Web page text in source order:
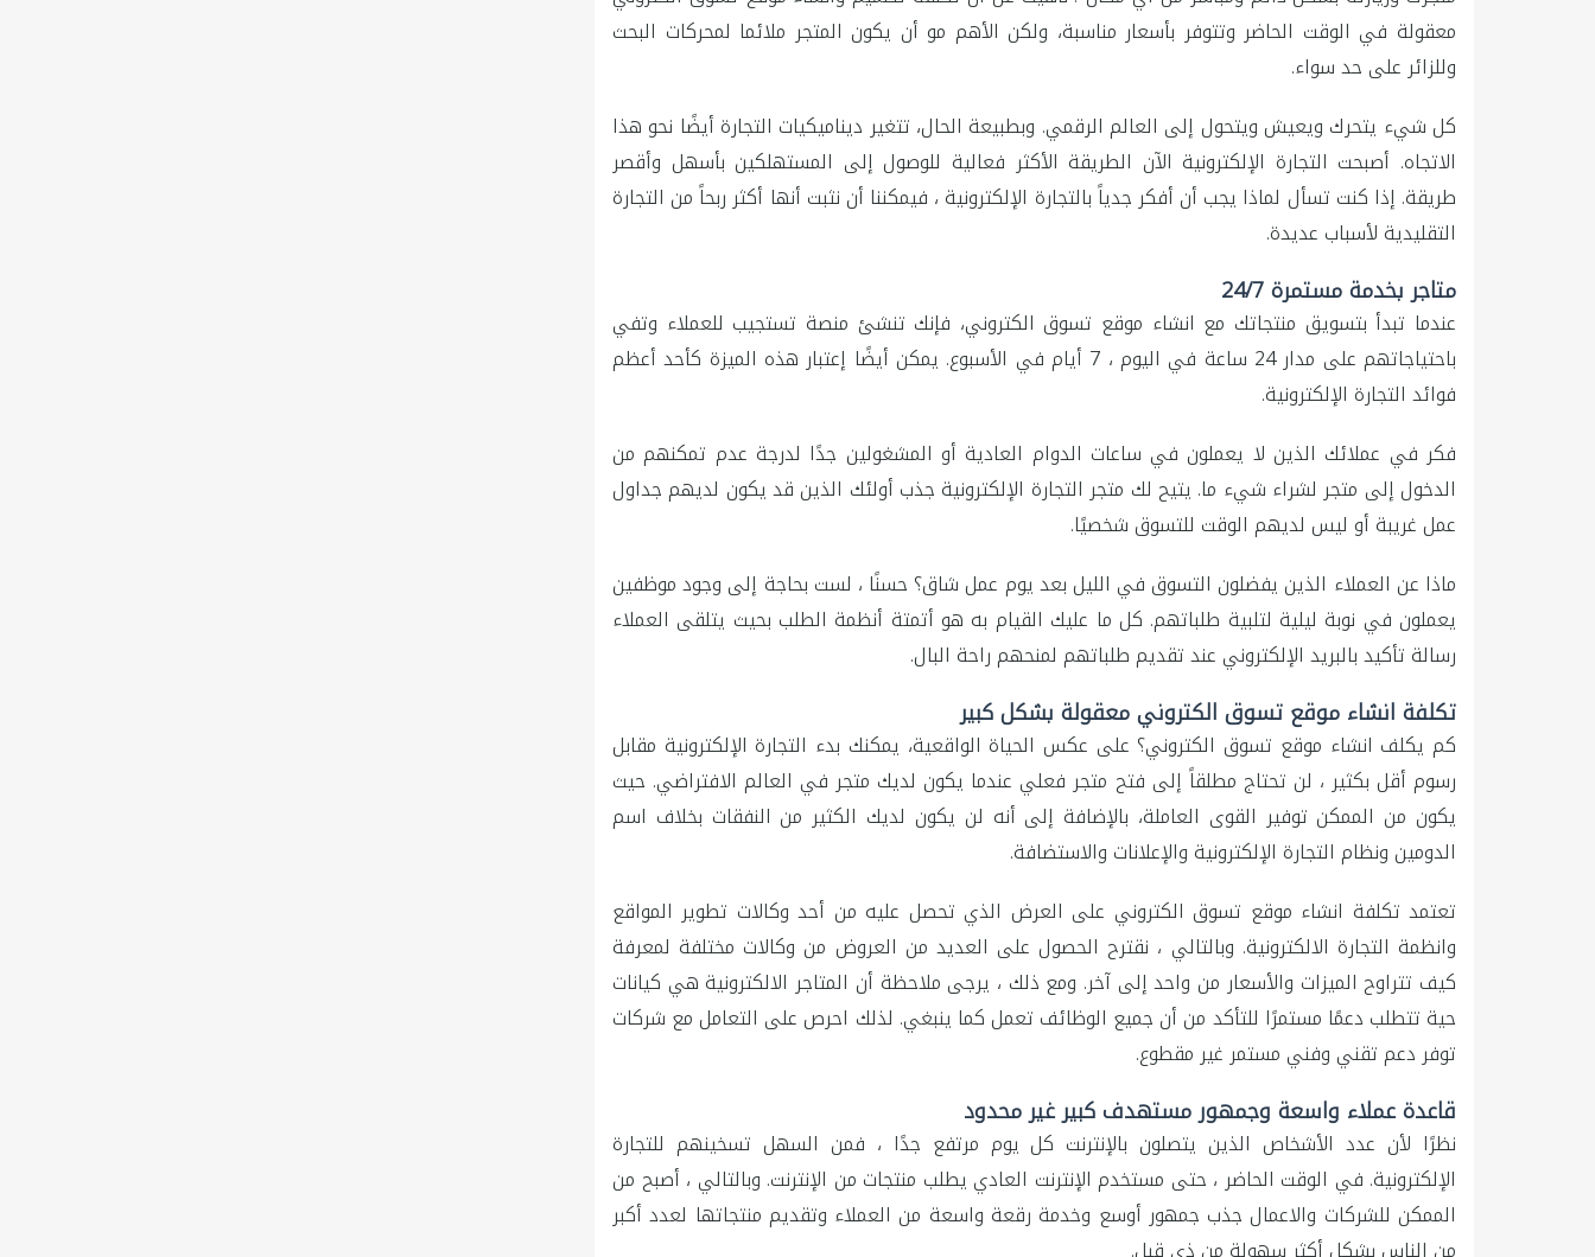
معقولة في الوقت الحاضر وتتوفر بأسعار مناسبة، ولكن الأهم مو أن يكون المتجر ملائما لمحركات البحث
وللزائر على حد سواء.
كل شيء يتحرك ويعيش ويتحول إلى العالم الرقمي. وبطبيعة الحال، تتغير ديناميكيات التجارة أيضًا نحو هذا
الاتجاه. أصبحت التجارة الإلكترونية الآن الطريقة الأكثر فعالية للوصول إلى المستهلكين بأسهل وأقصر
طريقة. إذا كنت تسأل لماذا يجب أن أفكر جدياً بالتجارة الإلكترونية ، فيمكننا أن نثبت أنها أكثر ربحاً من التجارة
التقليدية لأسباب عديدة.
متاجر بخدمة مستمرة 24/7
عندما تبدأ بتسويق منتجاتك مع انشاء موقع تسوق الكتروني، فإنك تنشئ منصة تستجيب للعملاء وتفي
باحتياجاتهم على مدار 24 ساعة في اليوم ، 7 أيام في الأسبوع. يمكن أيضًا إعتبار هذه الميزة كأحد أعظم
فوائد التجارة الإلكترونية.
فكر في عملائك الذين لا يعملون في ساعات الدوام العادية أو المشغولين جدًا لدرجة عدم تمكنهم من
الدخول إلى متجر لشراء شيء ما. يتيح لك متجر التجارة الإلكترونية جذب أولئك الذين قد يكون لديهم جداول
عمل غريبة أو ليس لديهم الوقت للتسوق شخصيًا.
ماذا عن العملاء الذين يفضلون التسوق في الليل بعد يوم عمل شاق؟ حسنًا ، لست بحاجة إلى وجود موظفين
يعملون في نوبة ليلية لتلبية طلباتهم. كل ما عليك القيام به هو أتمتة أنظمة الطلب بحيث يتلقى العملاء
رسالة تأكيد بالبريد الإلكتروني عند تقديم طلباتهم لمنحهم راحة البال.
تكلفة انشاء موقع تسوق الكتروني معقولة بشكل كبير
كم يكلف انشاء موقع تسوق الكتروني؟ على عكس الحياة الواقعية، يمكنك بدء التجارة الإلكترونية مقابل
رسوم أقل بكثير ، لن تحتاج مطلقاً إلى فتح متجر فعلي عندما يكون لديك متجر في العالم الافتراضي. حيث
يكون من الممكن توفير القوى العاملة، بالإضافة إلى أنه لن يكون لديك الكثير من النفقات بخلاف اسم
الدومين ونظام التجارة الإلكترونية والإعلانات والاستضافة.
تعتمد تكلفة انشاء موقع تسوق الكتروني على العرض الذي تحصل عليه من أحد وكالات تطوير المواقع
وانظمة التجارة الالكترونية. وبالتالي ، نقترح الحصول على العديد من العروض من وكالات مختلفة لمعرفة
كيف تتراوح الميزات والأسعار من واحد إلى آخر. ومع ذلك ، يرجى ملاحظة أن المتاجر الالكترونية هي كيانات
حية تتطلب دعمًا مستمرًا للتأكد من أن جميع الوظائف تعمل كما ينبغي. لذلك احرص على التعامل مع شركات
توفر دعم تقني وفني مستمر غير مقطوع.
قاعدة عملاء واسعة وجمهور مستهدف كبير غير محدود
نظرًا لأن عدد الأشخاص الذين يتصلون بالإنترنت كل يوم مرتفع جدًا ، فمن السهل تسخينهم للتجارة
الإلكترونية. في الوقت الحاضر ، حتى مستخدم الإنترنت العادي يطلب منتجات من الإنترنت. وبالتالي ، أصبح من
الممكن للشركات والاعمال جذب جمهور أوسع وخدمة رقعة واسعة من العملاء وتقديم منتجاتها لعدد أكبر